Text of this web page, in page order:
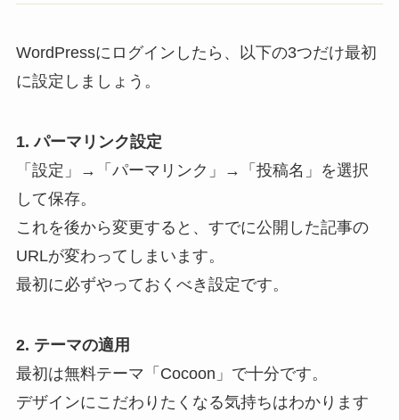
WordPressにログインしたら、以下の3つだけ最初
に設定しましょう。
1. パーマリンク設定
「設定」→「パーマリンク」→「投稿名」を選択
して保存。
これを後から変更すると、すでに公開した記事の
URLが変わってしまいます。
最初に必ずやっておくべき設定です。
2. テーマの適用
最初は無料テーマ「Cocoon」で十分です。
デザインにこだわりたくなる気持ちはわかります